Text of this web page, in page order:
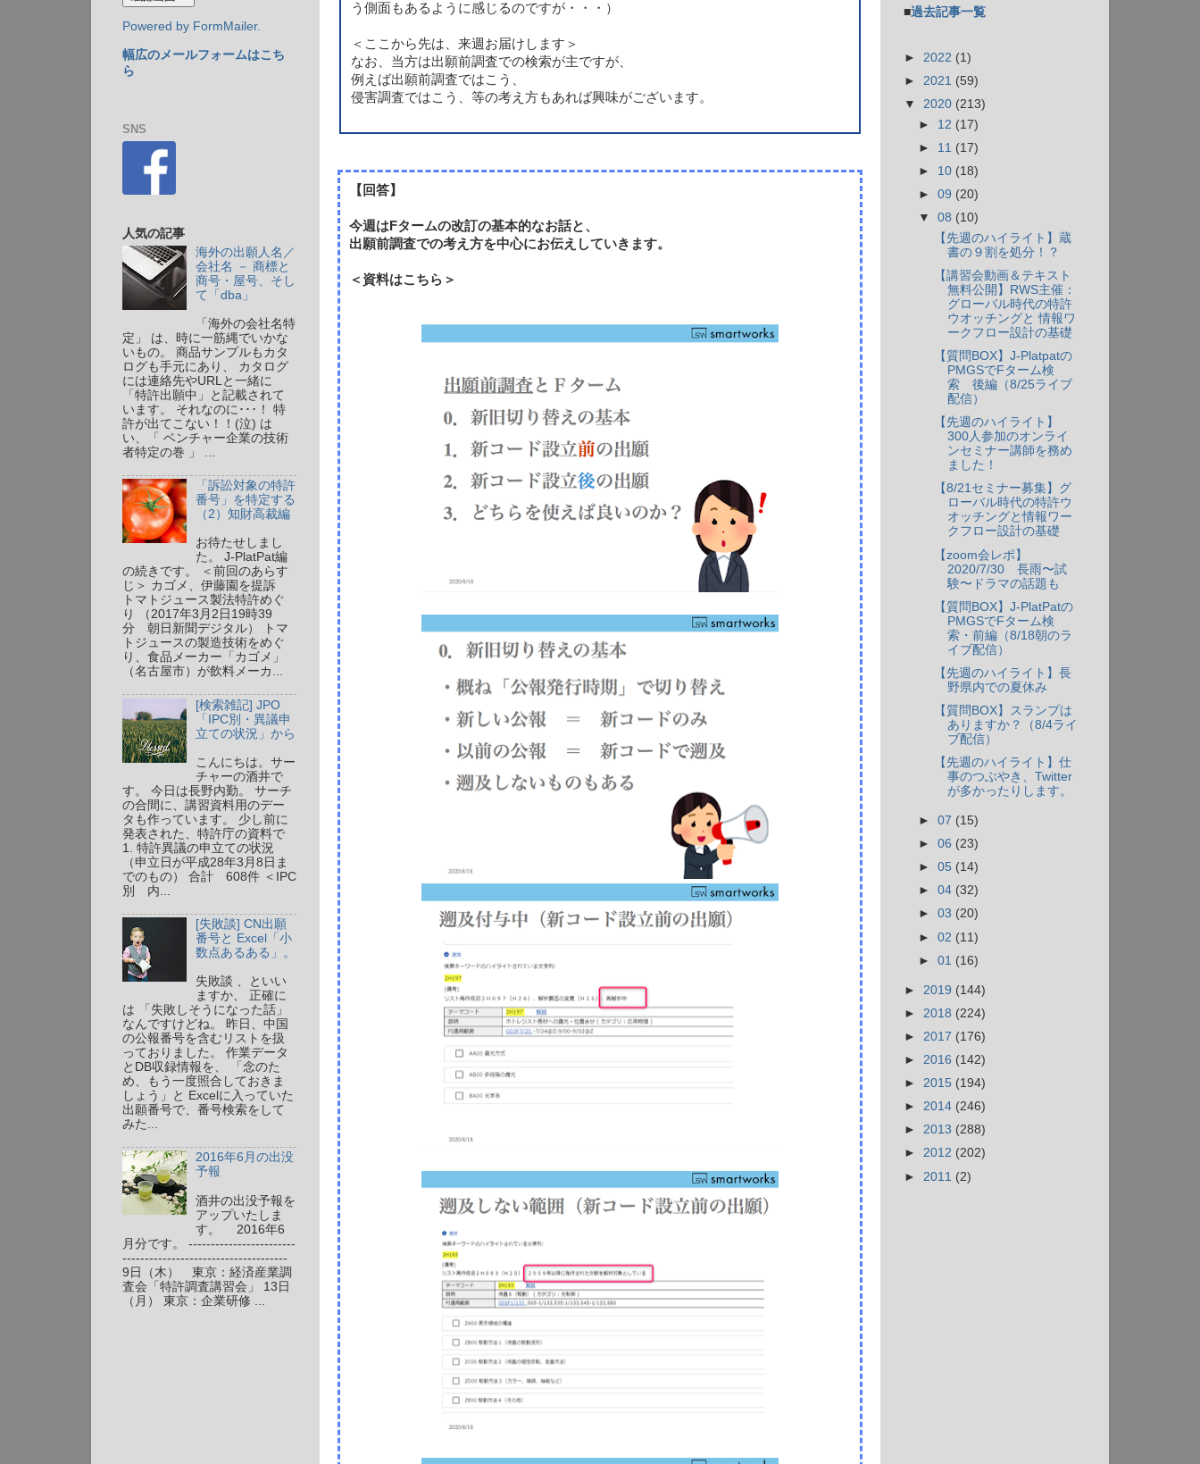
う側面もあるように感じるのですが・・・）
＜ここから先は、来週お届けします＞
なお、当方は出願前調査での検索が主ですが、
例えば出願前調査ではこう、
侵害調査ではこう、等の考え方もあれば興味がございます。
【回答】
今週はFタームの改訂の基本的なお話と、
出願前調査での考え方を中心にお伝えしていきます。
＜資料はこちら＞
Powered by FormMailer.
幅広のメールフォームはこち
ら
SNS
人気の記事
海外の出願人名／
会社名 － 商標と
商号・屋号、そし
て「dba」
「海外の会社名特
定」 は、時に一筋縄でいかな
いもの。 商品サンプルもカタ
ログも手元にあり、 カタログ
には連絡先やURLと一緒に
「特許出願中」と記載されて
います。 それなのに･･･！ 特
許が出てこない！！(泣) は
い、「 ベンチャー企業の技術
者特定の巻 」 ...
「訴訟対象の特許
番号」を特定する
（2）知財高裁編
お待たせしまし
た。 J-PlatPat編
の続きです。 ＜前回のあらす
じ＞ カゴメ、伊藤園を提訴
トマトジュース製法特許めぐ
り （2017年3月2日19時39
分 朝日新聞デジタル） トマ
トジュースの製造技術をめぐ
り、食品メーカー「カゴメ」
（名古屋市）が飲料メーカ...
[検索雑記] JPO
「IPC別・異議申
立ての状況」から
こんにちは。サー
チャーの酒井で
す。 今日は長野内勤。 サーチ
の合間に、講習資料用のデー
タも作っています。 少し前に
発表された、特許庁の資料で
1. 特許異議の申立ての状況
（申立日が平成28年3月8日ま
でのもの） 合計 608件 ＜IPC
別 内...
[失敗談] CN出願
番号と Excel「小
数点あるある」。
失敗談 、といい
ますか、 正確に
は 「失敗しそうになった話」
なんですけどね。 昨日、中国
の公報番号を含むリストを扱
っておりました。 作業データ
とDB収録情報を、 「念のた
め、もう一度照合しておきま
しょう」と Excelに入っていた
出願番号で、番号検索をして
みた...
2016年6月の出没
予報
酒井の出没予報を
アップいたしま
す。 2016年6
月分です。 ------------------------
-------------------------------------
9日（木） 東京：経済産業調
査会「特許調査講習会」 13日
（月） 東京：企業研修 ...
■過去記事一覧
► 2022 (1)
► 2021 (59)
▼ 2020 (213)
► 12 (17)
► 11 (17)
► 10 (18)
►09 (20)
▼08 (10)
【先週のハイライト】蔵
書の９割を処分！？
【講習会動画＆テキスト
無料公開】RWS主催：
グローバル時代の特許
ウオッチングと 情報ワ
ークフロー設計の基礎
【質問BOX】J-Platpatの
PMGSでFターム検
索 後編（8/25ライブ
配信）
【先週のハイライト】
300人参加のオンライ
ンセミナー講師を務め
ました！
【8/21セミナー募集】グ
ローバル時代の特許ウ
オッチングと情報ワー
クフロー設計の基礎
【zoom会レポ】
2020/7/30 長雨〜試
験〜ドラマの話題も
【質問BOX】J-PlatPatの
PMGSでFターム検
索・前編（8/18朝のラ
イブ配信）
【先週のハイライト】長
野県内での夏休み
【質問BOX】スランプは
ありますか？（8/4ライ
ブ配信）
【先週のハイライト】仕
事のつぶやき、Twitter
が多かったりします。
►07 (15)
►06 (23)
►05 (14)
►04 (32)
►03 (20)
►02 (11)
►01 (16)
► 2019 (144)
► 2018 (224)
► 2017 (176)
► 2016 (142)
► 2015 (194)
► 2014 (246)
► 2013 (288)
► 2012 (202)
► 2011 (2)